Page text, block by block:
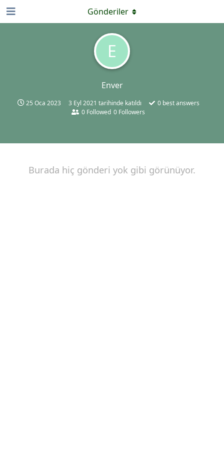
E
Enver
25 Oca 2023 3 Eyl 2021 tarihinde katıldı 0best answers
0 Followed 0 Followers
Gönderiler
Burada hiç gönderi yok gibi görünüyor.